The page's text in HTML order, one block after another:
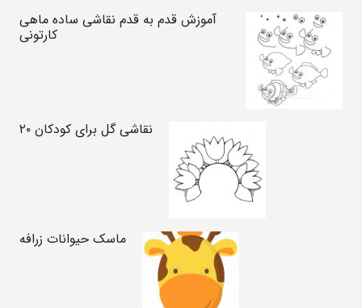
آموزش قدم به قدم نقاشی ساده ماهی
کارتونی
نقاشی گل برای کودکان ۲۰
ماسک حیوانات زرافه